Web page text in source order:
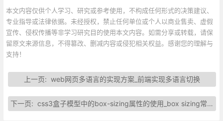
本文内容仅供个人学习、研究或参考使用，不构成任何形式的决策建议、
专业指导或法律依据。未经授权，禁止任何单位或个人以商业售卖、虚假
宣传、侵权传播等非学习研究目的使用本文内容。如需分享或转载，请保
留原文来源信息，不得篡改、删减内容或侵犯相关权益。感谢您的理解与
支持！
上一页: web网页多语言的实现方案_前端实现多语言切换
下一页:css3盒子模型中的box-sizing属性的使用_box sizing常用的3种属性